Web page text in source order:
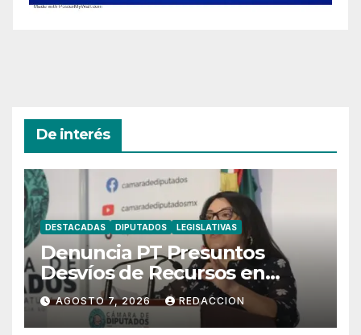
De interés
DESTACADAS DIPUTADOS LEGISLATIVAS
Denuncia PT Presuntos
Desvíos de Recursos en
Municipios de Oaxaca
AGOSTO 7, 2026 REDACCION